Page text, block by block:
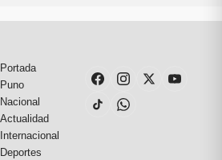
Portada
Puno
Nacional
Actualidad
Internacional
Deportes